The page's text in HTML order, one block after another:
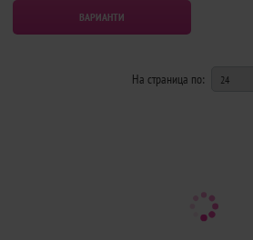
ВАРИАНТИ
На страница по: